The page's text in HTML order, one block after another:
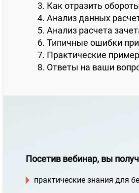
3. Как отразить
4. Анализ данных
5. Анализ расчета
6. Типичные ошибки
7. Практические
8. Ответы на ваши
Посетив вебинар, вы
практические знания для